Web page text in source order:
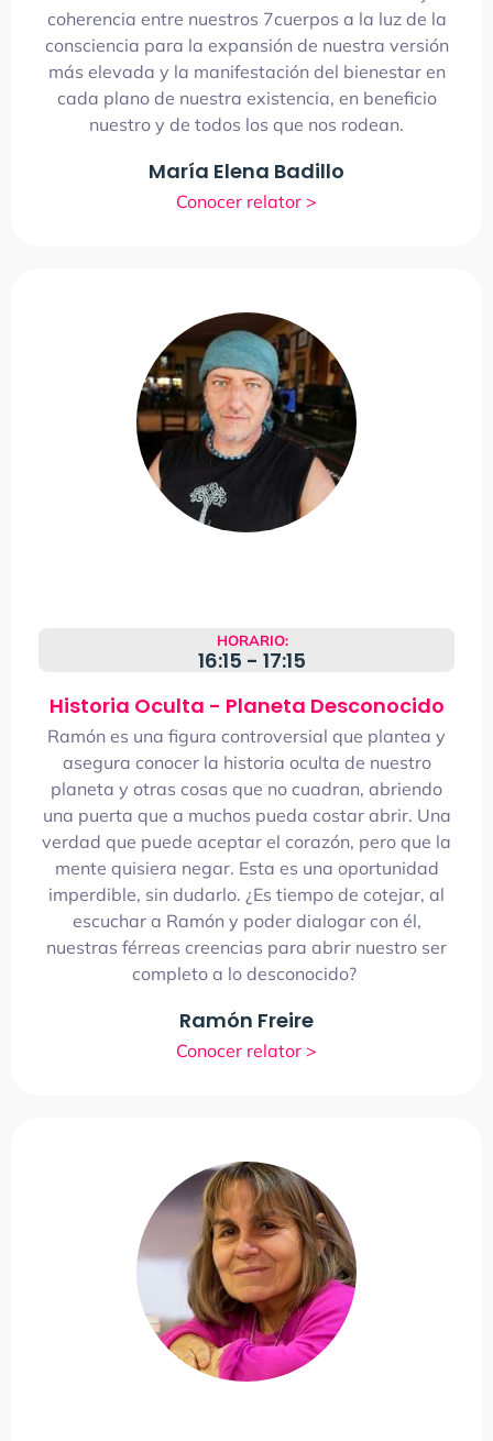
coherencia entre nuestros 7cuerpos a la luz de la
consciencia para la expansión de nuestra versión
más elevada y la manifestación del bienestar en
cada plano de nuestra existencia, en beneficio
nuestro y de todos los que nos rodean.
María Elena Badillo
Conocer relator >
HORARIO:
16:15 - 17:15
Historia Oculta - Planeta Desconocido
Ramón es una figura controversial que plantea y
asegura conocer la historia oculta de nuestro
planeta y otras cosas que no cuadran, abriendo
una puerta que a muchos pueda costar abrir. Una
verdad que puede aceptar el corazón, pero que la
mente quisiera negar. Esta es una oportunidad
imperdible, sin dudarlo. ¿Es tiempo de cotejar, al
escuchar a Ramón y poder dialogar con él,
nuestras férreas creencias para abrir nuestro ser
completo a lo desconocido?
Ramón Freire
Conocer relator >